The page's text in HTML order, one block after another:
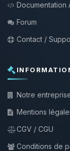
Documentation
Forum
Contact /
Notre
Mentions
CGV / CGU
Conditions de